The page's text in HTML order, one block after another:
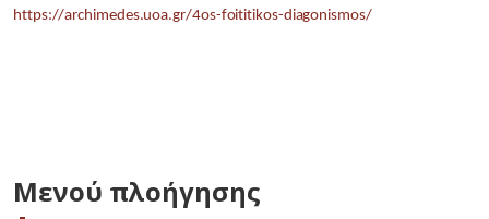
https://archimedes.uoa.gr/4os-foititikos-diagonismos/
Μενού πλοήγησης